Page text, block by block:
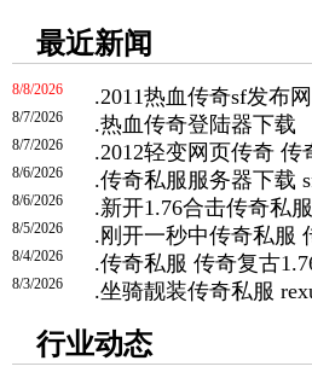
最近新闻
.2011热血传奇sf发布网
8/8/2026
.热血传奇登陆器下载
8/7/2026
.2012轻变网页传奇 传
8/7/2026
.传奇私服服务器下载
8/6/2026
.新开1.76合击传奇私服
8/6/2026
.刚开一秒中传奇私服
8/5/2026
.传奇私服 传奇复古
8/4/2026
.坐骑靓装传奇私服
8/3/2026
行业动态